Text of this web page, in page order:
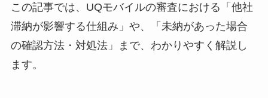
この記事では、UQモバイルの審査における「他社
滞納が影響する仕組み」や、「未納があった場合
の確認方法・対処法」まで、わかりやすく解説し
ます。